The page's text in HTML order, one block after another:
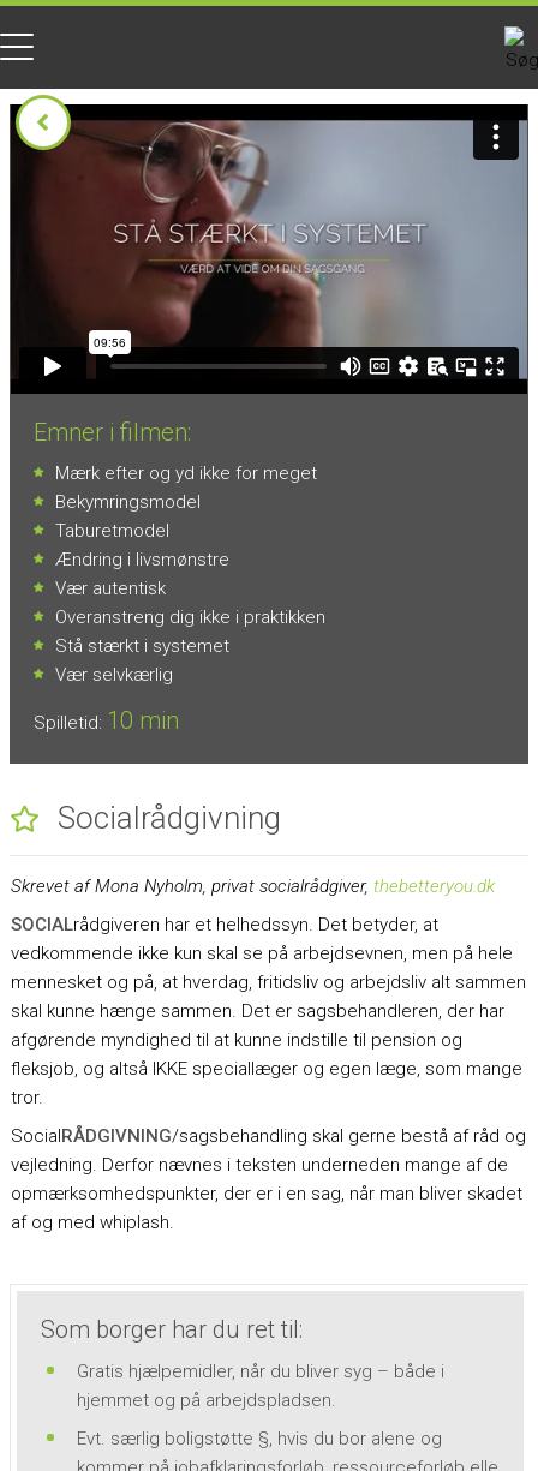
Emner i filmen:
Mærk efter og yd ikke for meget
Bekymringsmodel
Taburetmodel
Ændring i livsmønstre
Vær autentisk
Overanstreng dig ikke i praktikken
Stå stærkt i systemet
Vær selvkærlig
Spilletid: 10 min
Socialrådgivning
Skrevet af Mona Nyholm, privat socialrådgiver, thebetteryou.dk
SOCIALrådgiveren har et helhedssyn. Det betyder, at
vedkommende ikke kun skal se på arbejdsevnen, men på hele
mennesket og på, at hverdag, fritidsliv og arbejdsliv alt sammen
skal kunne hænge sammen. Det er sagsbehandleren, der har
afgørende myndighed til at kunne indstille til pension og
fleksjob, og altså IKKE speciallæger og egen læge, som mange
tror.
Social RÅDGIVNING/sagsbehandling skal gerne bestå af råd og
vejledning. Derfor nævnes i teksten underneden mange af de
opmærksomhedspunkter, der er i en sag, når man bliver skadet
af og med whiplash.
Som borger har du ret til:
Gratis hjælpemidler, når du bliver syg – både i
hjemmet og på arbejdspladsen.
Evt. særlig boligstøtte §, hvis du bor alene og